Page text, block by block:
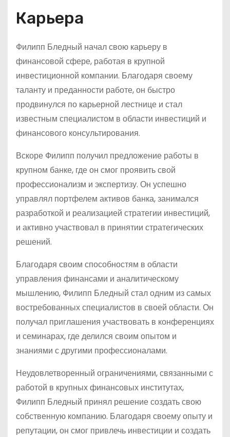
Карьера
Филипп Бледный начал свою карьеру в
финансовой сфере, работая в крупной
инвестиционной компании. Благодаря своему
таланту и преданности работе, он быстро
продвинулся по карьерной лестнице и стал
известным специалистом в области инвестиций и
финансового консультирования.
Вскоре Филипп получил предложение работы в
крупном банке, где он смог проявить свой
профессионализм и экспертизу. Он успешно
управлял портфелем активов банка, занимался
разработкой и реализацией стратегии инвестиций,
и активно участвовал в принятии стратегических
решений.
Благодаря своим способностям в области
управления финансами и аналитическому
мышлению, Филипп Бледный стал одним из самых
востребованных специалистов в своей области. Он
получал приглашения участвовать в конференциях
и семинарах, где делился своим опытом и
знаниями с другими профессионалами.
Неудовлетворенный ограничениями, связанными с
работой в крупных финансовых институтах,
Филипп Бледный принял решение создать свою
собственную компанию. Благодаря своему опыту и
репутации, он смог привлечь инвестиции и создать